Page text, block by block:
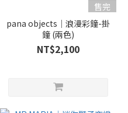
售完
pana objects｜浪漫彩鐘-掛
鐘 (兩色)
NT$2,100